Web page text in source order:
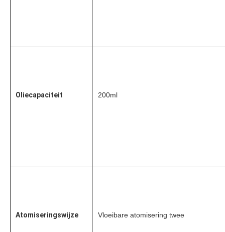
Oliecapaciteit 200ml
Atomiseringswijze Vloeibare atomisering twee